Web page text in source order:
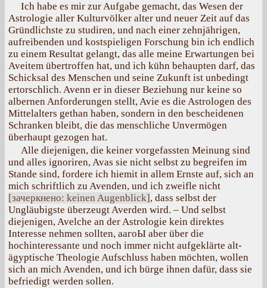
Ich habe es mir zur Aufgabe gemacht, das Wesen der
Astrologie aller Kulturvölker alter und neuer Zeit auf das
Gründlichste zu studiren, und nach einer zehnjährigen,
aufreibenden und kostspieligen Forschung bin ich endlich
zu einem Resultat gelangt, das alle meine Erwartungen bei
Aveitem übertroffen hat, und ich kühn behaupten darf, das
Schicksal des Menschen und seine Zukunft ist unbedingt
ertorschlich. Avenn er in dieser Beziehung nur keine so
albernen Anforderungen stellt, Avie es die Astrologen des
Mittelalters gethan haben, sondern in den bescheidenen
Schranken bleibt, die das menschliche Unvermögen
überhaupt gezogen hat.
Alle diejenigen, die keiner vorgefassten Meinung sind
und alles ignoriren, Avas sie nicht selbst zu begreifen im
Stande sind, fordere ich hiemit in allem Ernste auf, sich an
mich schriftlich zu Avenden, und ich zweifle nicht
[зачеркнено: keinen Augenblick], dass selbst der
Ungläubigste überzeugt Averden wird. – Und selbst
diejenigen, Avelche an der Astrologie kein direktes
Interesse nehmen sollten, аагоЫ aber über die
hochinteressante und noch immer nicht aufgeklärte alt-
ägyptische Theologie Aufschluss haben möchten, wollen
sich an mich Avenden, und ich bürge ihnen dafür, dass sie
befriedigt werden sollen.